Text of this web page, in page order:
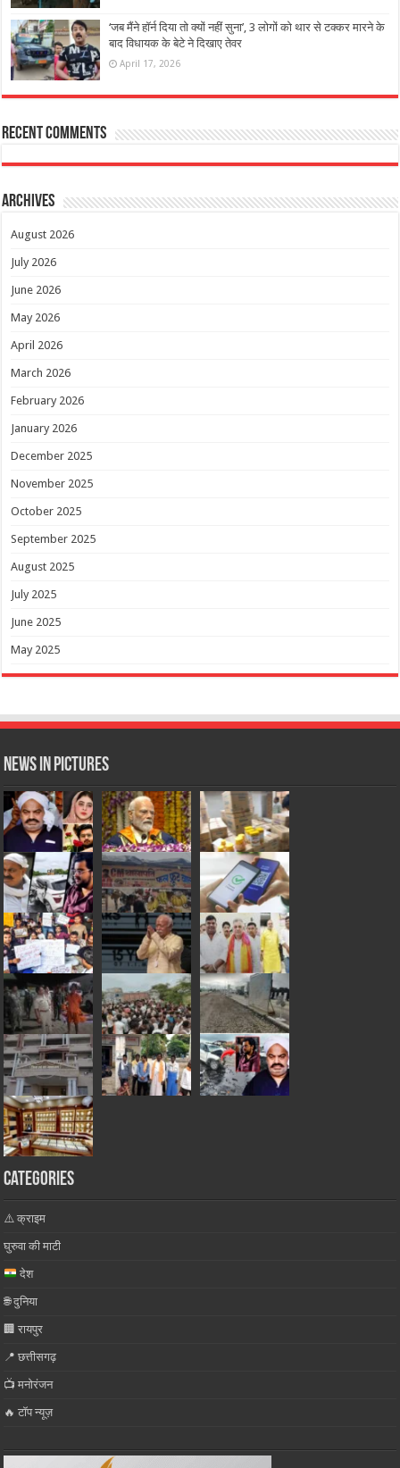
‘जब मैंने हॉर्न दिया तो क्यों नहीं सुना’, 3 लोगों को थार से टक्कर मारने के
बाद विधायक के बेटे ने दिखाए तेवर
April 17, 2026
Recent Comments
Archives
August 2026
July 2026
June 2026
May 2026
April 2026
March 2026
February 2026
January 2026
December 2025
November 2025
October 2025
September 2025
August 2025
July 2025
June 2025
May 2025
News in Pictures
Categories
⚠️ क्राइम
घुरुवा की माटी
देश
🌐 दुनिया
🏢 रायपुर
📍 छत्तीसगढ़
📺 मनोरंजन
🔥 टॉप न्यूज़